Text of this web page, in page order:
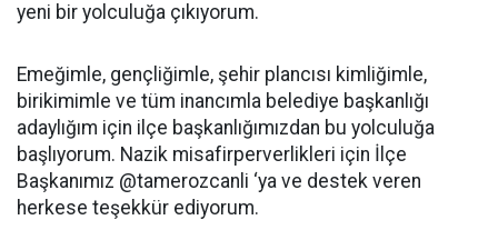
yeni bir yolculuğa çıkıyorum.
Emeğimle, gençliğimle, şehir plancısı kimliğimle,
birikimimle ve tüm inancımla belediye başkanlığı
adaylığım için ilçe başkanlığımızdan bu yolculuğa
başlıyorum. Nazik misafirperverlikleri için İlçe
Başkanımız @tamerozcanli ‘ya ve destek veren
herkese teşekkür ediyorum.